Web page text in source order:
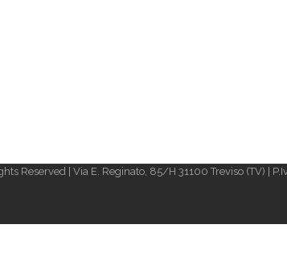
Reserved | Via E. Reginato, 85/H 31100 Treviso (TV) |